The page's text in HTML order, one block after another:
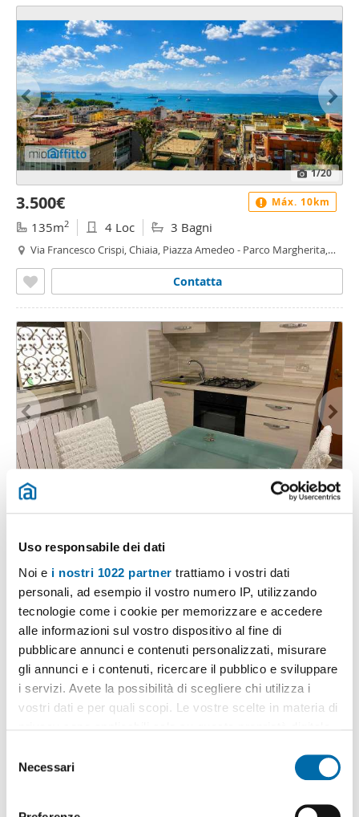
Uso responsabile dei dati
Noi e i nostri 1022 partner trattiamo i vostri dati
personali, ad esempio il vostro numero IP, utilizzando
tecnologie come i cookie per memorizzare e accedere
alle informazioni sul vostro dispositivo al fine di
pubblicare annunci e contenuti personalizzati, misurare
gli annunci e i contenuti, ricercare il pubblico e sviluppare
i servizi. Avete la possibilità di scegliere chi utilizza i
vostri dati e per quali scopi. Le vostre scelte in materia di
modificare o revocare il proprio consenso in qualsiasi
momento dalla Dichiarazione sui cookie o facendo clic
Necessari
1/20
3.500€
135m2 4 Loc 3 Bagni
Via Francesco Crispi, Chiaia, Piazza Amedeo - Parco Margherita,
Contatta
Máx. 10km
1/20
850€
50m 2 Loc 1 Bagno
Gradini Nobile, Chiaia, Piazza Amedeo - Parco Margherita, Napoli
Contatta
Máx. 10km
1/15